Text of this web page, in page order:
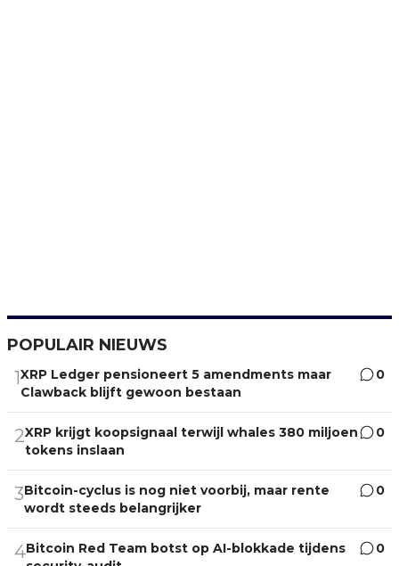
POPULAIR NIEUWS
1XRP Ledger pensioneert 5 amendments maar
Clawback blijft gewoon bestaan
0
2XRP krijgt koopsignaal terwijl whales 380 miljoen
tokens inslaan
0
3Bitcoin-cyclus is nog niet voorbij, maar rente
wordt steeds belangrijker
0
4Bitcoin Red Team botst op AI-blokkade tijdens
0